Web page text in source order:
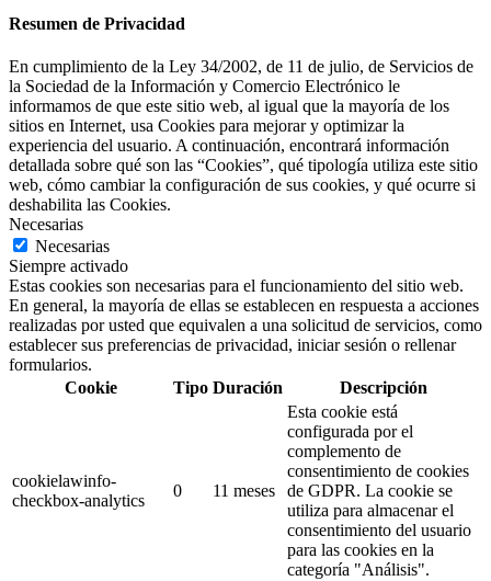
Resumen de Privacidad
En cumplimiento de la Ley 34/2002, de 11 de julio, de Servicios de
la Sociedad de la Información y Comercio Electrónico le
informamos de que este sitio web, al igual que la mayoría de los
sitios en Internet, usa Cookies para mejorar y optimizar la
experiencia del usuario. A continuación, encontrará información
detallada sobre qué son las “Cookies”, qué tipología utiliza este sitio
web, cómo cambiar la configuración de sus cookies, y qué ocurre si
deshabilita las Cookies.
Necesarias
Necesarias
Siempre activado
Estas cookies son necesarias para el funcionamiento del sitio web.
En general, la mayoría de ellas se establecen en respuesta a acciones
realizadas por usted que equivalen a una solicitud de servicios, como
establecer sus preferencias de privacidad, iniciar sesión o rellenar
formularios.
Cookie
Tipo Duración Descripción
cookielawinfo-
checkbox-analytics
0 11 meses
Esta cookie está
configurada por el
complemento de
consentimiento de cookies
de GDPR. La cookie se
utiliza para almacenar el
consentimiento del usuario
para las cookies en la
categoría "Análisis".